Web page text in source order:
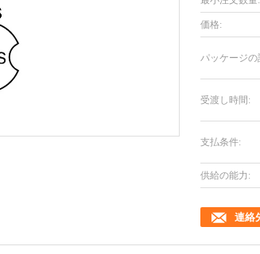
価格:
パッケージの
受渡し時間:
支払条件:
供給の能力:
連絡